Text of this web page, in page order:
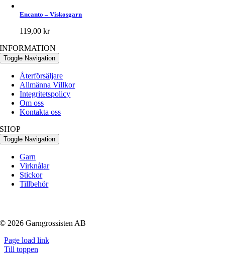
Encanto – Viskosgarn
119,00kr
INFORMATION
Toggle Navigation
Återförsäljare
Allmänna Villkor
Integritetspolicy
Om oss
Kontakta oss
SHOP
Toggle Navigation
Garn
Virknålar
Stickor
Tillbehör
© 2026 Garngrossisten AB
Page load link
Till toppen